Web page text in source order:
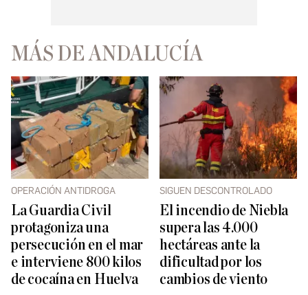
MÁS DE ANDALUCÍA
OPERACIÓN ANTIDROGA
La Guardia Civil
protagoniza una
persecución en el mar
e interviene 800 kilos
de cocaína en Huelva
SIGUEN DESCONTROLADO
El incendio de Niebla
supera las 4.000
hectáreas ante la
dificultad por los
cambios de viento